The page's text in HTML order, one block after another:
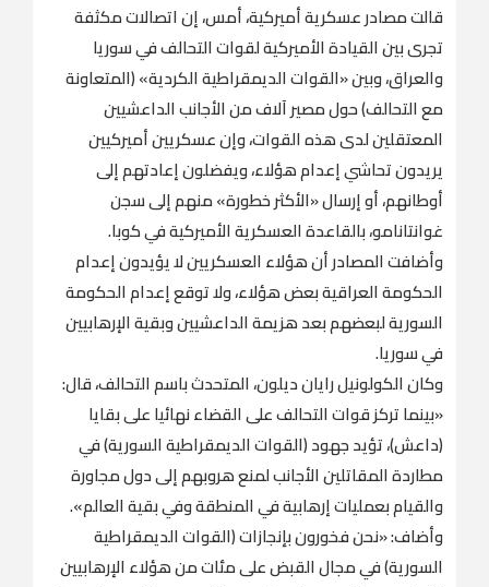
قالت مصادر عسكرية أميركية، أمس، إن اتصالات مكثفة
تجرى بين القيادة الأميركية لقوات التحالف في سوريا
والعراق، وبين «القوات الديمقراطية الكردية» (المتعاونة
مع التحالف) حول مصير آلاف من الأجانب الداعشيين
المعتقلين لدى هذه القوات، وإن عسكريين أميركيين
يريدون تحاشي إعدام هؤلاء، ويفضلون إعادتهم إلى
أوطانهم، أو إرسال «الأكثر خطورة» منهم إلى سجن
غوانتانامو، بالقاعدة العسكرية الأميركية في كوبا.
وأضافت المصادر أن هؤلاء العسكريين لا يؤيدون إعدام
الحكومة العراقية بعض هؤلاء، ولا توقع إعدام الحكومة
السورية لبعضهم بعد هزيمة الداعشيين وبقية الإرهابيين
في سوريا.
وكان الكولونيل رايان ديلون، المتحدث باسم التحالف، قال:
«بينما تركز قوات التحالف على القضاء نهائيا على بقايا
(داعش)، تؤيد جهود (القوات الديمقراطية السورية) في
مطاردة المقاتلين الأجانب لمنع هروبهم إلى دول مجاورة
والقيام بعمليات إرهابية في المنطقة وفي بقية العالم».
وأضاف: «نحن فخورون بإنجازات (القوات الديمقراطية
السورية) في مجال القبض على مئات من هؤلاء الإرهابيين